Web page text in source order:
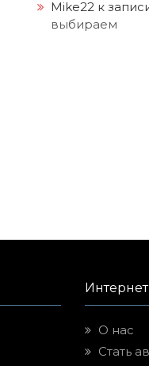
Mike22 к
выбираем
О нас
Стать